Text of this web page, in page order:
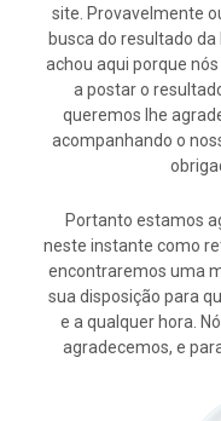
site. Provavelmente
busca do resultado
achou aqui porque
a postar o
queremos lhe
acompanhando o
Portanto estamos
neste instante como
encontraremos uma
sua disposição para
e a qualquer hora.
agradecemos, e